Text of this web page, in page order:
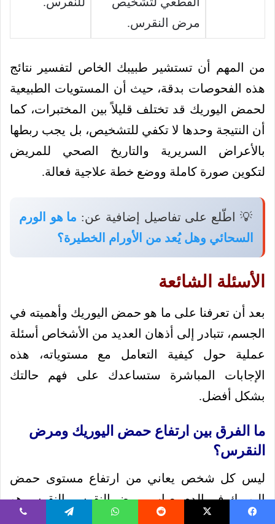
مرض النقرس.
من المهم أن تستشير طبيبك الخاص لتفسير نتائج
هذه الفحوصات بدقة، حيث أن المستويات الطبيعية
لحمض اليوريك قد تختلف قليلاً بين المختبرات، كما
أن النتيجة وحدها لا تكفي للتشخيص، بل يجب ربطها
بالأعراض السريرية والتاريخ الصحي للمريض
لتكوين صورة كاملة ووضع خطة علاجية فعالة.
💡 اطّلع على تفاصيل إضافية عن: ما هو الورم
السحائي وهل يُعد من الأورام الخطيرة؟
الأسئلة الشائعة
بعد أن تعرفنا على ما هو حمض اليوريك وأهميته في
الجسم، تتبادر إلى أذهان العديد من الأشخاص أسئلة
عملية حول كيفية التعامل مع مستوياته، هذه
الإجابات المباشرة ستساعدك على فهم حالتك
بشكل أفضل.
ما الفرق بين ارتفاع حمض اليوريك ومرض
النقرس؟
ليس كل شخص يعاني من ارتفاع مستوى حمض
اليوريك في الدم يصاب بمرض النقرس، النقرس هو
أحد المضاعفات المحتملة، ويحدث عندما تترسب